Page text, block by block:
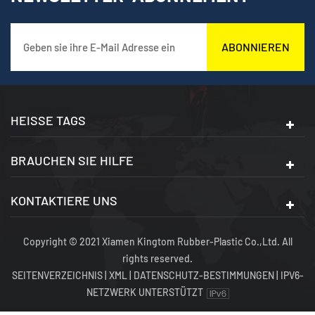
eine breite Palette von
Sektoren eingesetzt
Energieversorgung,
Bauwesen,
Stadtbeleuchtung,
usw.
eine breite Palette von
Sektoren eingesetzt
Energieversorgung,
Bauwesen,
Schnellladestationen für
ABONNIEREN
HEISSE TAGS
BRAUCHEN SIE HILFE
KONTAKTIERE UNS
Copyright © 2021 Xiamen Kingtom Rubber-Plastic Co.,Ltd. All
rights reserved.
SEITENVERZEICHNIS XML DATENSCHUTZ-BESTIMMUNGEN| IPV6-
NETZWERK UNTERSTÜTZT